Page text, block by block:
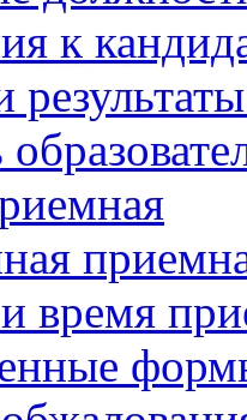
к
время